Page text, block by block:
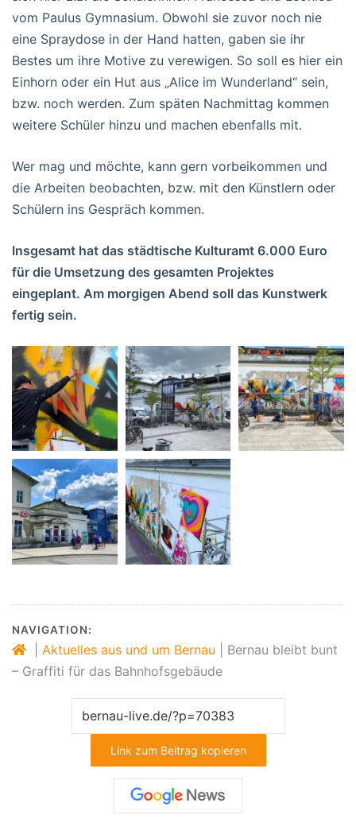
vom Paulus Gymnasium. Obwohl sie zuvor noch nie
eine Spraydose in der Hand hatten, gaben sie ihr
Bestes um ihre Motive zu verewigen. So soll es hier ein
Einhorn oder ein Hut aus „Alice im Wunderland“ sein,
bzw. noch werden. Zum späten Nachmittag kommen
weitere Schüler hinzu und machen ebenfalls mit.
Wer mag und möchte, kann gern vorbeikommen und
die Arbeiten beobachten, bzw. mit den Künstlern oder
Schülern ins Gespräch kommen.
Insgesamt hat das städtische Kulturamt 6.000 Euro
für die Umsetzung des gesamten Projektes
eingeplant. Am morgigen Abend soll das Kunstwerk
fertig sein.
NAVIGATION:
Aktuelles aus und um Bernau
Bernau bleibt bunt
– Graffiti für das Bahnhofsgebäude
Link zum Beitrag kopieren